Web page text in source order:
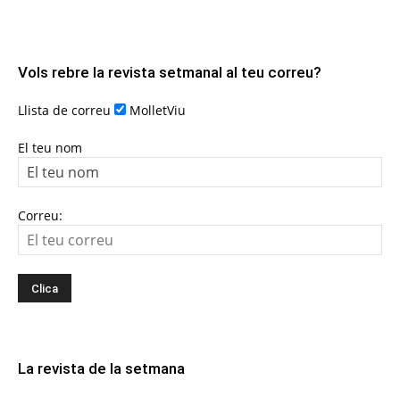
Vols rebre la revista setmanal al teu correu?
Llista de correu MolletViu
El teu nom
Correu:
La revista de la setmana